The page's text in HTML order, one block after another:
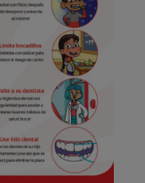
DE SALUD BUCAL
DE PRODUCTOS
PROFESIONALES
CUPONES